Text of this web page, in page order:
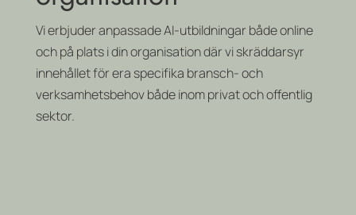
Vi erbjuder anpassade AI-utbildningar både online
och på plats i din organisation där vi skräddarsyr
innehållet för era specifika bransch- och
verksamhetsbehov både inom privat och offentlig
sektor.